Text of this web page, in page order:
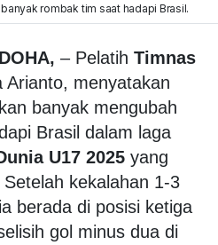
rombak tim saat hadapi Brasil.
– Pelatih Timnas
Arianto, menyatakan
banyak mengubah
Brasil dalam laga
U17 2025 yang
kekalahan 1-3
berada di posisi ketiga
gol minus dua di